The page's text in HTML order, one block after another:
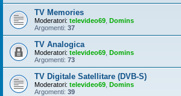
TV Memories
Moderatori: televideo69 Domins
Argomenti: 37
TV Analogica
Moderatori: televideo69 Domins
Argomenti: 73
TV Digitale Satellitare (DVB-S)
Moderatori: televideo69 Domins
Argomenti: 39